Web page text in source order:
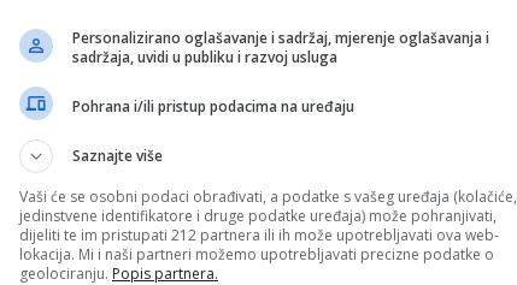
sa 68 bodova, koliko je imala i Parma, pa je
u polufinalu pobijedio Bolonju sa 2:0, a zatim u
Personalizirano oglašavanje i sadržaj, mjerenje oglašavanja i
sadržaja, uvidi u publiku i razvoj usluga
Pohrana i/ili pristup podacima na uređaju
Saznajte više
Vaši će se osobni podaci obrađivati, a podatke s vašeg uređaja (kolačiće,
jedinstvene identifikatore i druge podatke uređaja) može pohranjivati,
dijeliti te im pristupati 212 partnera ili ih može upotrebljavati ova web-
lokacija. Mi i naši partneri možemo upotrebljavati precizne podatke o
geolociranju. Popis partnera.